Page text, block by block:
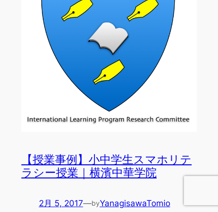
【授業事例】小中学生スマホリテ
ラシー授業｜横濱中華学院
2月 5, 2017—byYanagisawaTomio